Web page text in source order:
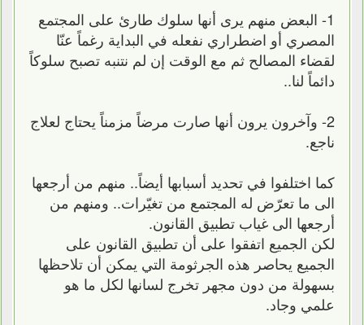
1- البعض منهم يرى أنها سلوك طارئ على المجتمع
المصري أو اضطراري نفعله في البداية رغماً عنّا
لقضاء المصالح ثم مع الوقت إن لم نتنبه تصبح سلوكاً
دائماً لنا..
2- وآخرون يرون أنها صارت مرضاً مزمناً يحتاج لعلاج
ناجع.
كما اختلفوا في تحديد أسبابها أيضاً.. منهم من أرجعها
الى ما تعرّض له المجتمع من تغيّرات.. ومنهم من
أرجعها الى غياب تطبيق القانون.
لكن الجميع اتفقوا على أن تطبيق القانون على
الجميع يحاصر هذه الجرثومة التي يمكن أن تلاحظها
بسهولة من دون مجهر تخرج لسانها لكل ما هو
علمي وجاد.